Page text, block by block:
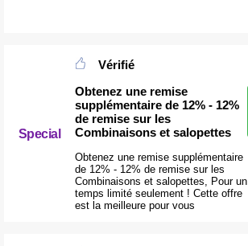
Special
Vérifié
Obtenez une remise
supplémentaire de 12% - 12%
de remise sur les
Combinaisons et salopettes
Obtenez une remise supplémentaire
de 12% - 12% de remise sur les
Combinaisons et salopettes, Pour un
temps limité seulement ! Cette offre
est la meilleure pour vous